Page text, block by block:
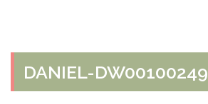
DANIEL-DW00100249